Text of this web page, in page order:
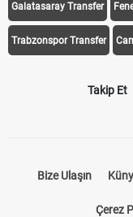
Galatasaray Transfer
Trabzonspor Transfer
Takip Et
Bize Ulaşın
Çerez